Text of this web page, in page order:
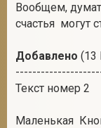
Вообщем,
счастья могут
Добавлено (13
Текст номер 2
Маленькая